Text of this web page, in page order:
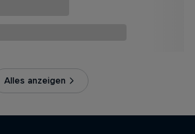
Alles anzeigen
Breaking the